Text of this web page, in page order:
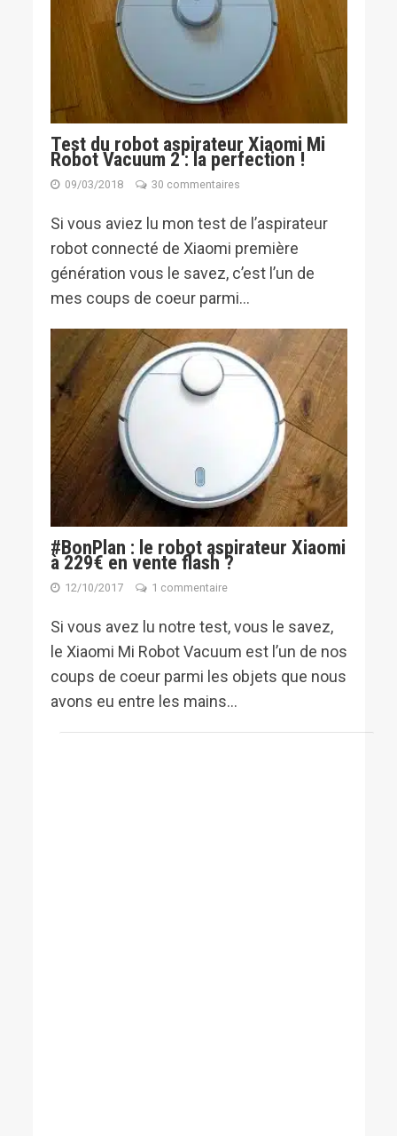
Test du robot aspirateur Xiaomi Mi
Robot Vacuum 2 : la perfection !
09/03/2018 30 commentaires
Si vous aviez lu mon test de l’aspirateur
robot connecté de Xiaomi première
génération vous le savez, c’est l’un de
mes coups de coeur parmi...
#BonPlan : le robot aspirateur Xiaomi
à 229€ en vente flash ?
12/10/2017 1 commentaire
Si vous avez lu notre test, vous le savez,
le Xiaomi Mi Robot Vacuum est l’un de nos
coups de coeur parmi les objets que nous
avons eu entre les mains...